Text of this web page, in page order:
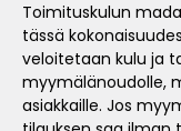
Toimituskulun
tässä
veloitetaan kulu ja
myymälänoudolle,
asiakkaille. Jos